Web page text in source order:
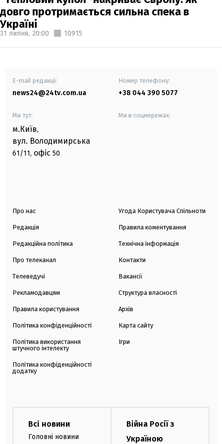
довго протримається сильна спека в
Україні
31 липня, 20:00 10915
E-mail редакції
news24@24tv.com.ua
Номер телефону:
+38 044 390 5077
Ми тут:
м.Київ,
вул. Володимирська
61/11, офіс 50
Ми в соцмережах:
Про нас
Редакція
Редакційна політика
Про телеканал
Телеведучі
Рекламодавцям
Правила користування
Політика конфіденційності
Політика використання
штучного інтелекту
Політика конфіденційності
додатку
Угода Користувача Спільноти
Правила коментування
Технічна інформація
Контакти
Вакансії
Структура власності
Архів
Карта сайту
Ігри
Всі новини
Головні новини
Війна Росії з
Україною